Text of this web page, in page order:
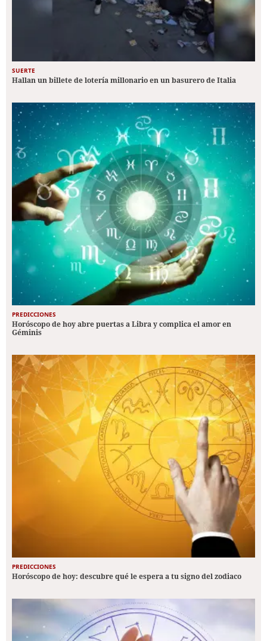
SUERTE
Hallan un billete de lotería millonario en un basurero de Italia
PREDICCIONES
Horóscopo de hoy abre puertas a Libra y complica el amor en
Géminis
PREDICCIONES
Horóscopo de hoy: descubre qué le espera a tu signo del zodiaco